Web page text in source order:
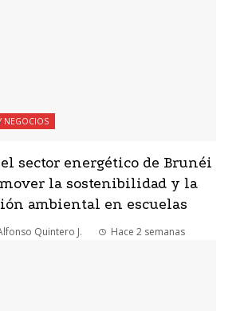
NEGOCIOS
el sector energético de Brunéi
la sostenibilidad y la
ambiental en escuelas
Quintero J. Hace 2 semanas